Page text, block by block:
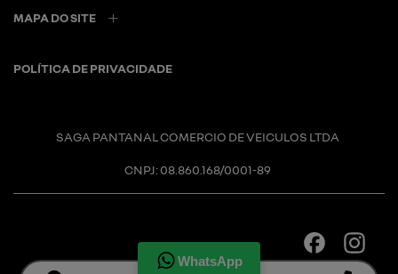
WhatsApp
MAPA DO SITE
POLÍTICA DE PRIVACIDADE
SAGA PANTANAL COMERCIO DE VEICULOS LTDA
CNPJ: 08.860.168/0001-89